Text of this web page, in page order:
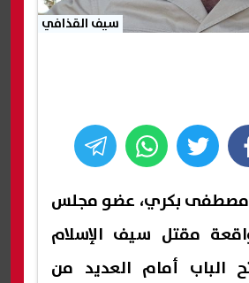
سيف القذافي
مصطفى بكري، عضو مجلس
مقتل سيف الإسلام
الباب أمام العديد من